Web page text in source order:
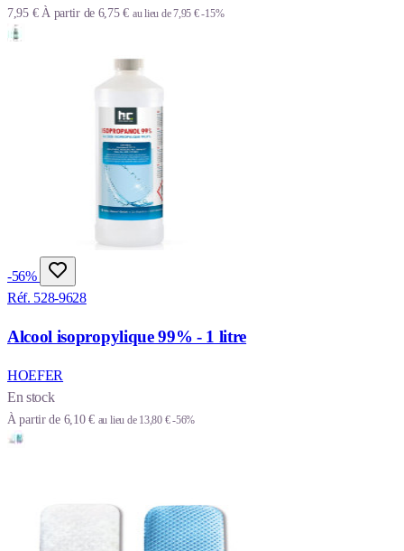
7,95 € À partir de 6,75 € au lieu de7,95 €-15%
-56%
Réf. 528-9628
Alcool isopropylique 99% - 1 litre
HOEFER
En stock
À partir de 6,10 € au lieu de 13,80 €-56%